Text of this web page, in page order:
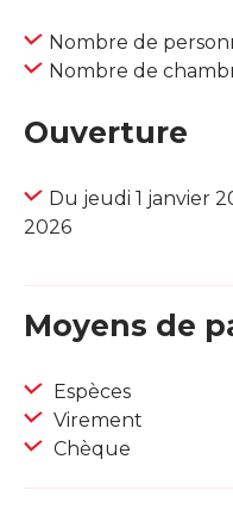
Nombre de
Nombre de
Ouverture
Du jeudi 1 janvier
2026
Moyens de
Espèces
Virement
Chèque